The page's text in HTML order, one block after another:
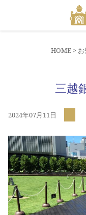
HOME >
三越
2024年07月11日